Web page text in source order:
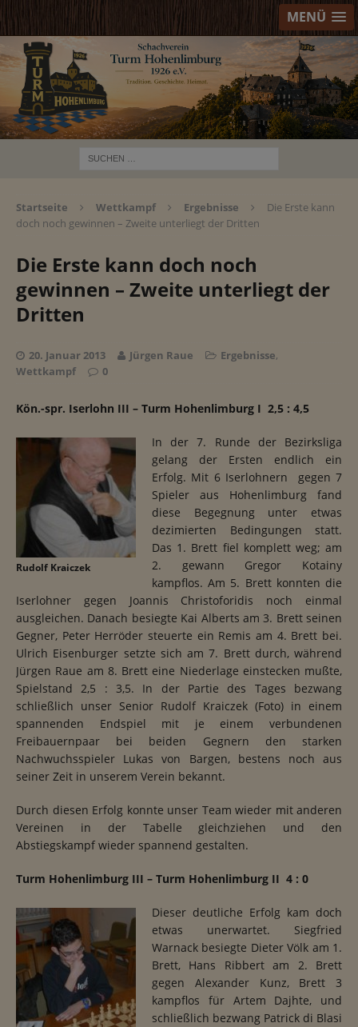
MENÜ
Startseite Wettkampf Ergebnisse
Die Erste kann
doch noch gewinnen – Zweite unterliegt der Dritten
Die Erste kann doch noch
gewinnen – Zweite unterliegt der
Dritten
20. Januar 2013 Jürgen Raue Ergebnisse,
Wettkampf
0
Kön.-spr. Iserlohn III – Turm Hohenlimburg I 2,5 : 4,5
Rudolf Kraiczek
In der 7. Runde der Bezirksliga
gelang der Ersten endlich ein
Erfolg. Mit 6 Iserlohnern gegen 7
Spieler aus Hohenlimburg fand
diese Begegnung unter etwas
dezimierten Bedingungen statt.
Das 1. Brett fiel komplett weg; am
2. gewann Gregor Kotainy
kampflos. Am 5. Brett konnten die
Iserlohner gegen Joannis Christoforidis noch einmal
ausgleichen. Danach besiegte Kai Alberts am 3. Brett seinen
Gegner, Peter Herröder steuerte ein Remis am 4. Brett bei.
Ulrich Eisenburger setzte sich am 7. Brett durch, während
Jürgen Raue am 8. Brett eine Niederlage einstecken mußte,
Spielstand 2,5 : 3,5. In der Partie des Tages bezwang
schließlich unser Senior Rudolf Kraiczek (Foto) in einem
spannenden Endspiel mit je einem verbundenen
Freibauernpaar bei beiden Gegnern den starken
Nachwuchsspieler Lukas von Bargen, bestens noch aus
seiner Zeit in unserem Verein bekannt.
Durch diesen Erfolg konnte unser Team wieder mit anderen
Vereinen in der Tabelle gleichziehen und den
Abstiegskampf wieder spannend gestalten.
Turm Hohenlimburg III – Turm Hohenlimburg II 4 : 0
Dieser deutliche Erfolg kam doch
etwas unerwartet. Siegfried
Warnack besiegte Dieter Völk am 1.
Brett, Hans Ribbert am 2. Brett
gegen Alexander Kunz, Brett 3
kampflos für Artem Dajhte, und
schließlich bezwang Patrick di Blasi